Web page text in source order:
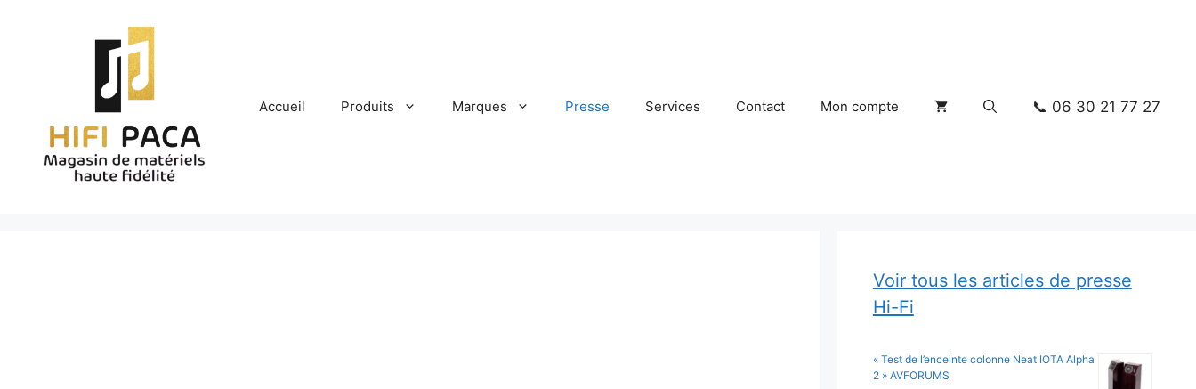
Accueil Produits Marques Presse Services Contact Mon compte 📞 06 30 21 77 27
Voir tous les articles de presse
Hi-Fi
« Test de l’enceinte colonne Neat IOTA Alpha
2 » AVFORUMS